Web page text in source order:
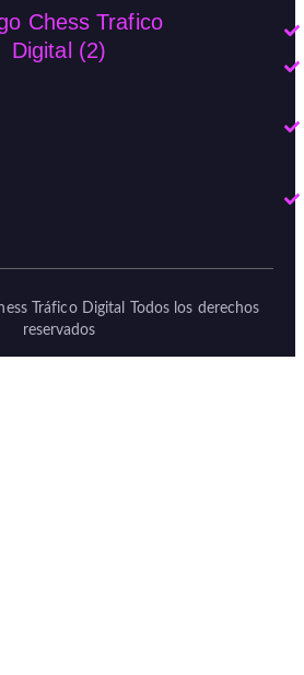
Tráfico Digital Todos los derechos
reservados